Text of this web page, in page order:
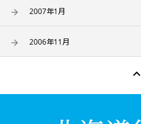
2007年1月
2006年11月
